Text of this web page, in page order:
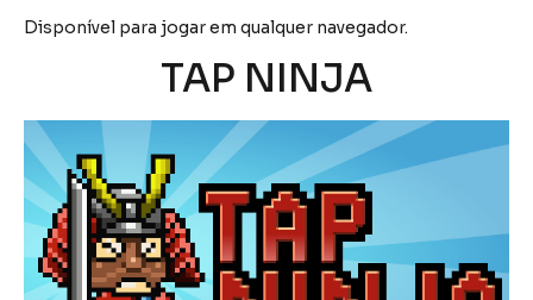
Disponível para jogar em qualquer navegador.
TAP NINJA